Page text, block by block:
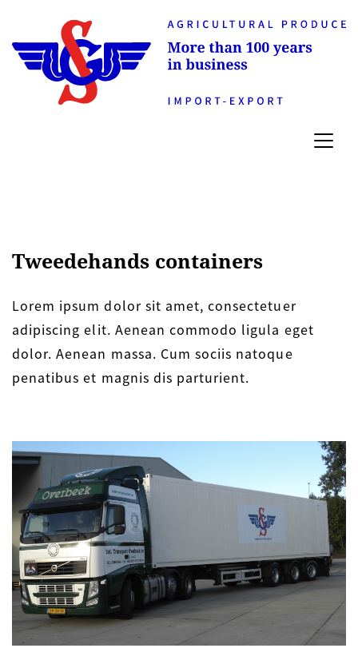
Tweedehands containers
Lorem ipsum dolor sit amet, consectetuer
adipiscing elit. Aenean commodo ligula eget
dolor. Aenean massa. Cum sociis natoque
penatibus et magnis dis parturient.